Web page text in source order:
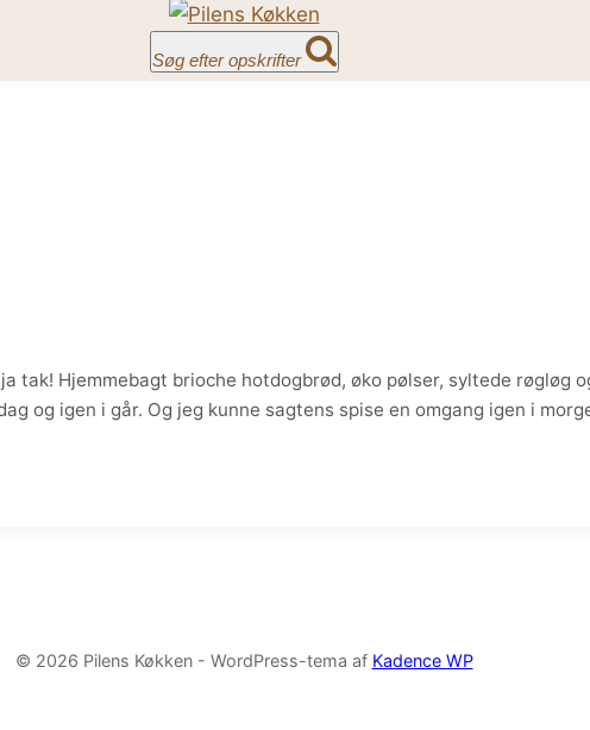
Søg efter opskrifter
tak! Hjemmebagt brioche hotdogbrød, øko pølser, syltede røgløg
og igen i går. Og jeg kunne sagtens spise en omgang igen i
© 2026 Pilens Køkken - WordPress-tema af Kadence WP